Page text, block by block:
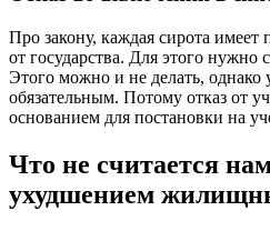
Про закону, каждая сирота имеет
от государства. Для этого нужно
Этого можно и не делать, однако
обязательным. Потому отказ от
основанием для постановки на
Что не считается
ухудшением